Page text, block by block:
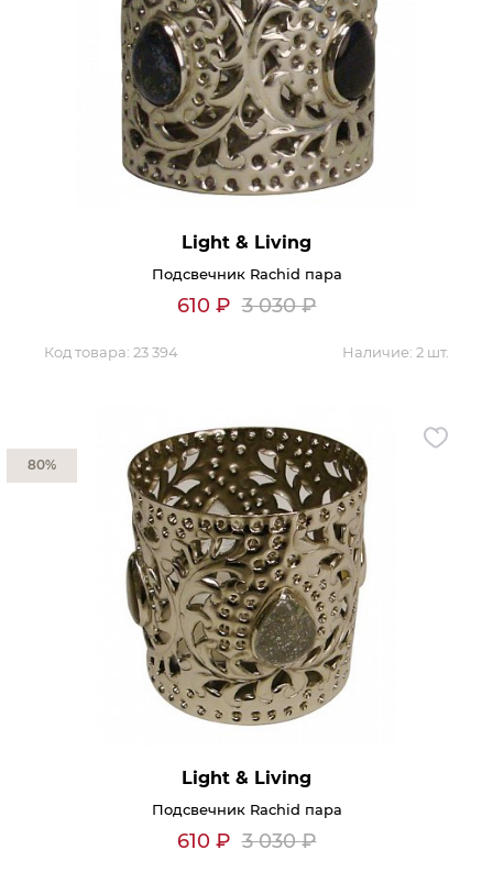
Light & Living
Подсвечник Rachid пара
610 ₽ 3 030₽
Код товара: 23 394 Наличие: 2 шт.
Light & Living
Подсвечник Rachid пара
610 ₽ 3 030₽
80%